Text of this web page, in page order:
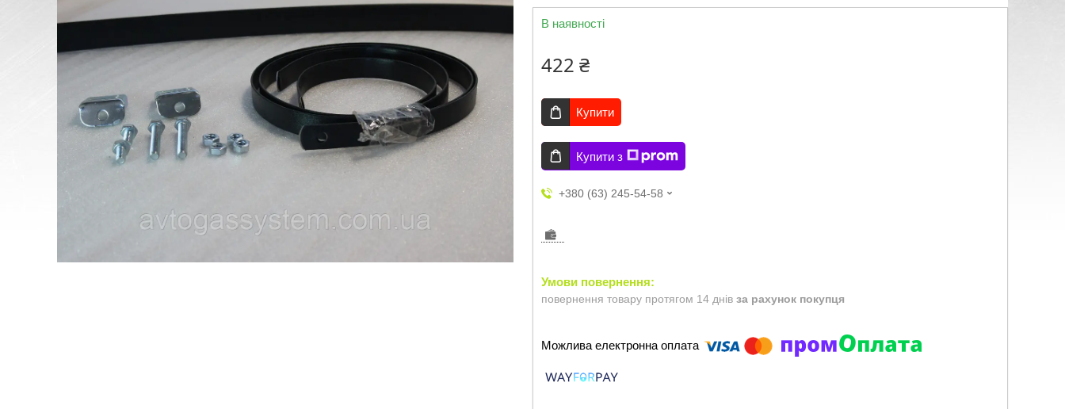
В наявності
422 ₴
Купити
Купити з
+380 (63) 245-54-58
повернення товару протягом 14 днів за рахунок покупця